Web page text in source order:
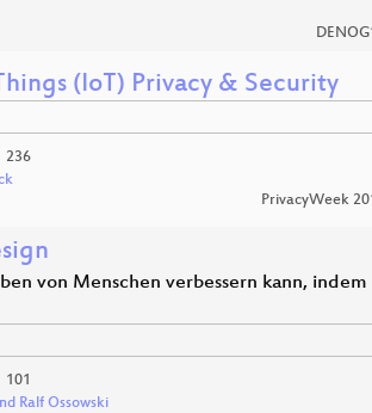
(IoT) Privacy & Security
236
PrivacyWeek
von Menschen verbessern kann, indem
101
Ralf Ossowski